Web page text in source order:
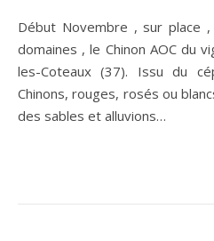
Début Novembre , sur place , j’ai retenu, parmi d’autres
domaines , le Chinon AOC du
les-Coteaux (37). Issu du
Chinons, rouges, rosés ou
des sables et alluvions…